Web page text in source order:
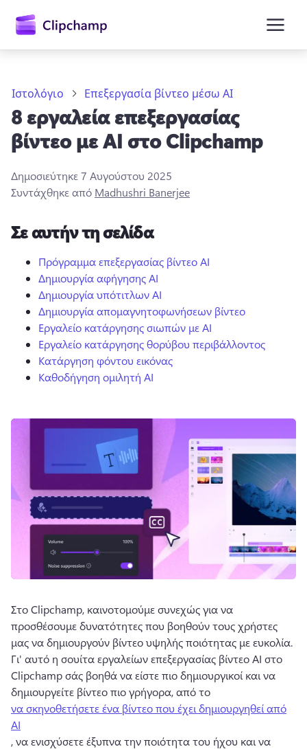
περιεχόμενο
Δωρεάν δοκιμή
Ιστολόγιο Επεξεργασία βίντεο μέσω AI
8 εργαλεία επεξεργασίας
βίντεο με AI στο Clipchamp
Δημοσιεύτηκε7 Αυγούστου 2025
Συντάχθηκε από Madhushri Banerjee
Σε αυτήν τη σελίδα
Πρόγραμμα επεξεργασίας βίντεο AI
Δημιουργία αφήγησης ΑΙ
Δημιουργία υπότιτλων AI
Δημιουργία απομαγνητοφωνήσεων βίντεο
Εργαλείο κατάργησης σιωπών με AI
Εργαλείο κατάργησης θορύβου περιβάλλοντος
Κατάργηση φόντου εικόνας
Καθοδήγηση ομιλητή AI
Στο Clipchamp, καινοτομούμε συνεχώς για να
προσθέσουμε δυνατότητες που βοηθούν τους χρήστες
Γι' αυτό η σουίτα εργαλείων επεξεργασίας βίντεο AI στο
Clipchamp σάς βοηθά να είστε πιο δημιουργικοί και να
δημιουργείτε βίντεο πιο γρήγορα, από το
να σκηνοθετήσετε ένα βίντεο που έχει δημιουργηθεί από
AI
, να ενισχύσετε έξυπνα την ποιότητα του ήχου και να